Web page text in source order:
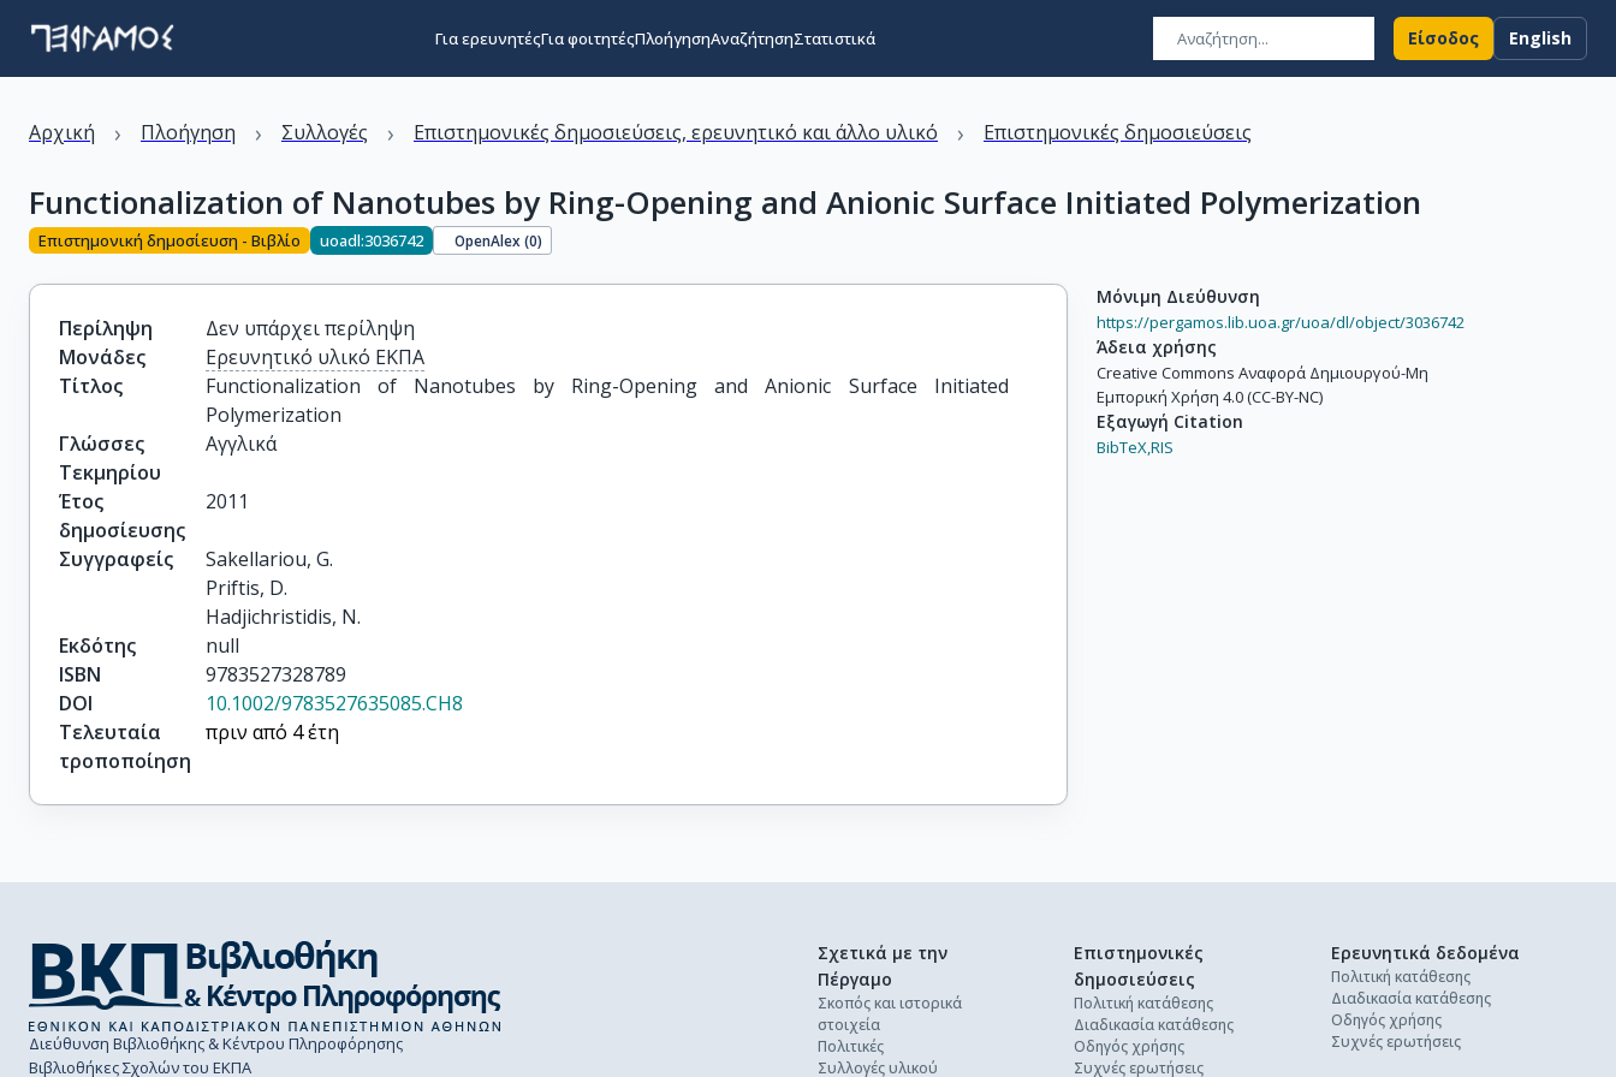
Για ερευνητέςΓια φοιτητέςΠλοήγησηΑναζήτησηΣτατιστικά Είσοδος English
Αρχική › Πλοήγηση › Συλλογές › Επιστημονικές δημοσιεύσεις, ερευνητικό και άλλο υλικό › Επιστημονικές δημοσιεύσεις
Functionalization of Nanotubes by Ring-Opening and Anionic Surface Initiated Polymerization
Επιστημονική δημοσίευση - Βιβλίο uoadl:3036742 OpenAlex (0)
Περίληψη
Δεν υπάρχει περίληψη
Μονάδες
Ερευνητικό υλικό ΕΚΠΑ
Τίτλος
Functionalization of Nanotubes by Ring-Opening and Anionic Surface Initiated
Polymerization
Γλώσσες
Τεκμηρίου
Αγγλικά
Έτος
δημοσίευσης
2011
Συγγραφείς
Sakellariou, G.
Priftis, D.
Hadjichristidis, N.
Εκδότης
null
ISBN
9783527328789
DOI
10.1002/9783527635085.CH8
Τελευταία
τροποποίηση
πριν από 4 έτη
Μόνιμη Διεύθυνση
https://pergamos.lib.uoa.gr/uoa/dl/object/3036742
Άδεια χρήσης
Creative Commons Αναφορά Δημιουργού-Μη
Εμπορική Χρήση 4.0 (CC-BY-NC)
Εξαγωγή Citation
BibTeX,RIS
Διεύθυνση Βιβλιοθήκης & Κέντρου Πληροφόρησης
Βιβλιοθήκες Σχολών του ΕΚΠΑ
Σχετικά με την
Πέργαμο
Σκοπός και ιστορικά
στοιχεία
Πολιτικές
Συλλογές υλικού
Επιστημονικές
δημοσιεύσεις
Πολιτική κατάθεσης
Διαδικασία κατάθεσης
Οδηγός χρήσης
Συχνές ερωτήσεις
Ερευνητικά δεδομένα
Πολιτική κατάθεσης
Διαδικασία κατάθεσης
Οδηγός χρήσης
Συχνές ερωτήσεις